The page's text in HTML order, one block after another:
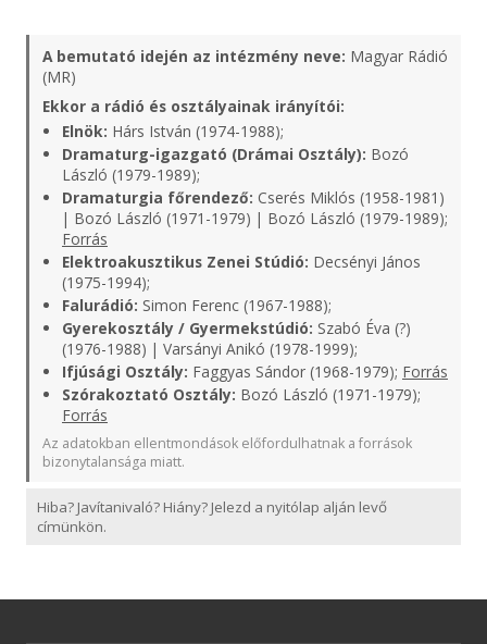
A bemutató idején az intézmény neve: Magyar Rádió
(MR)
Ekkor a rádió és osztályainak irányítói:
Elnök: Hárs István (1974-1988);
Dramaturg-igazgató (Drámai Osztály): Bozó
László (1979-1989);
Dramaturgia főrendező: Cserés Miklós (1958-1981)
| Bozó László (1971-1979) | Bozó László (1979-1989);
Forrás
Elektroakusztikus Zenei Stúdió: Decsényi János
(1975-1994);
Falurádió: Simon Ferenc (1967-1988);
Gyerekosztály / Gyermekstúdió: Szabó Éva (?)
(1976-1988) | Varsányi Anikó (1978-1999);
Ifjúsági Osztály: Faggyas Sándor (1968-1979); Forrás
Szórakoztató Osztály: Bozó László (1971-1979);
Forrás
Az adatokban ellentmondások előfordulhatnak a források
bizonytalansága miatt.
Hiba? Javítanivaló? Hiány? Jelezd a nyitólap alján levő
címünkön.